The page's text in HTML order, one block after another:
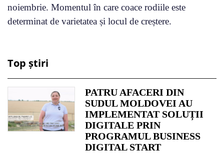
noiembrie. Momentul în care coace rodiile este
determinat de varietatea și locul de creștere.
Top știri
PATRU AFACERI DIN
SUDUL MOLDOVEI AU
IMPLEMENTAT SOLUȚII
DIGITALE PRIN
PROGRAMUL BUSINESS
DIGITAL START